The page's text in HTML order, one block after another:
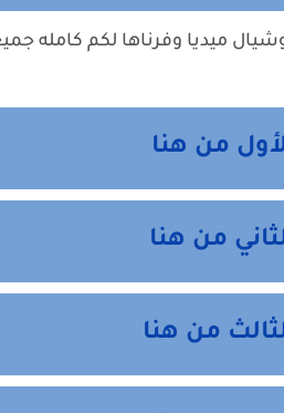
ميديا وفرناها لكم كامله
من هنا
من هنا
من هنا